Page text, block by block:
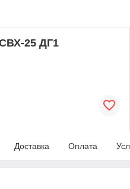
25 ДГ1
Доставка Оплата